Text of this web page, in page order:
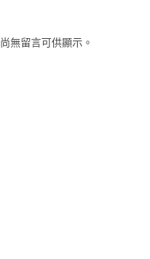
尚無留言可供顯示。